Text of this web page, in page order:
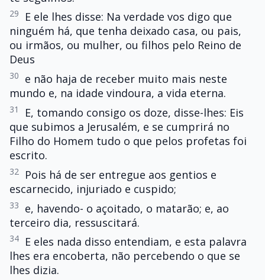
29
E ele lhes disse: Na verdade vos digo que
ninguém há, que tenha deixado casa, ou pais,
ou irmãos, ou mulher, ou filhos pelo Reino de
Deus
30
e não haja de receber muito mais neste
mundo e, na idade vindoura, a vida eterna.
31
E, tomando consigo os doze, disse-lhes: Eis
que subimos a Jerusalém, e se cumprirá no
Filho do Homem tudo o que pelos profetas foi
escrito.
32
Pois há de ser entregue aos gentios e
escarnecido, injuriado e cuspido;
33
e, havendo- o açoitado, o matarão; e, ao
terceiro dia, ressuscitará.
34
E eles nada disso entendiam, e esta palavra
lhes era encoberta, não percebendo o que se
lhes dizia.